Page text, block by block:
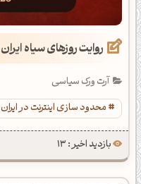
روایت روزهای سیاه ایران 2026
آرت ورک سیاسی
محدود سازی اینترنت در ایران
بازدید اخیر : 13